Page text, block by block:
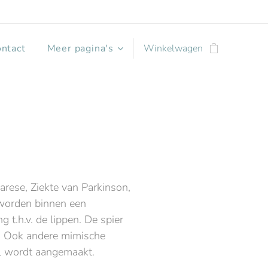
Meer pagina's Winkelwagen
Ziekte van Parkinson,
binnen een
t.h.v. de lippen. De spier
andere mimische
aangemaakt.